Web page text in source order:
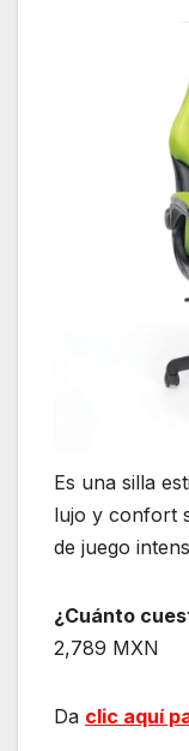
Es una silla
lujo y confort
de juego
¿Cuánto
2,789 MXN
Da clic aquí